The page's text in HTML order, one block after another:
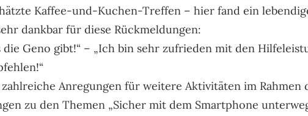
Kaffee-und-Kuchen-Treffen – hier fand ein
dankbar für diese Rückmeldungen:
die Geno gibt!“ – „Ich bin sehr zufrieden mit den
Anregungen für weitere Aktivitäten im
zu den Themen „Sicher mit dem Smartphone